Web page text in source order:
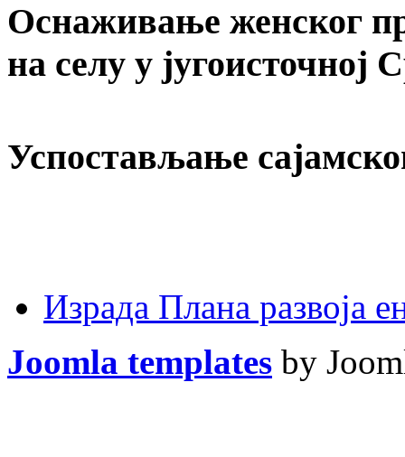
Оснаживање женског
на селу у југоисточној
Успостављање
Израда Плана развоја
Joomla templates by